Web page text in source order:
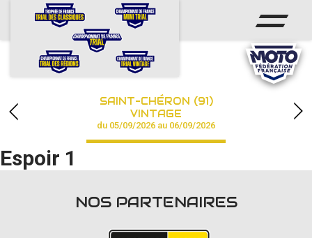
ACCUEIL
CALENDRIER
CHAMPIONNAT
RÉSULTATS
PHOTOS / VIDÉOS
PARTENAIRES
SAINT-CHÉRON (91)
VINTAGE
du 05/09/2026 au 06/09/2026
Espoir 1
NOS PARTENAIRES